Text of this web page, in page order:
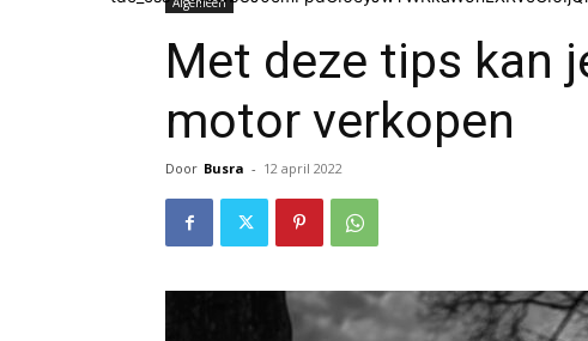
Met deze tips kan
motor verkopen
Door Busra - 12 april 2022